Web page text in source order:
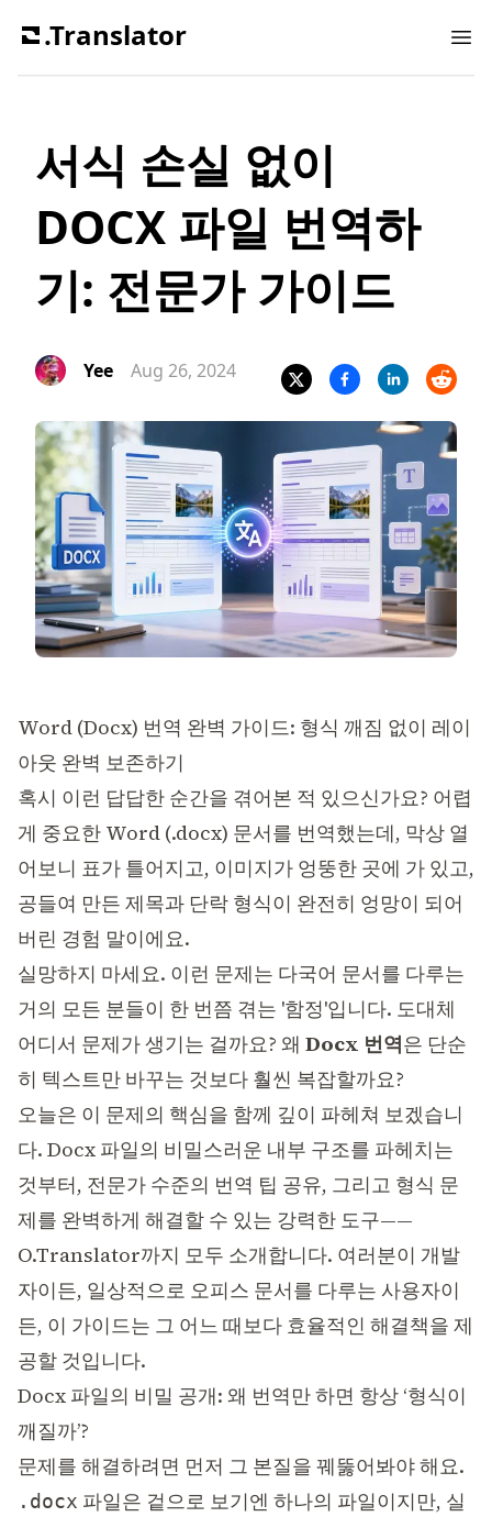
.Translator
서식 손실 없이
DOCX 파일 번역하
기: 전문가 가이드
Yee Aug 26, 2024
Word (Docx) 번역 완벽 가이드: 형식 깨짐 없이 레이
아웃 완벽 보존하기
혹시 이런 답답한 순간을 겪어본 적 있으신가요? 어렵
게 중요한 Word (.docx) 문서를 번역했는데, 막상 열
어보니 표가 틀어지고, 이미지가 엉뚱한 곳에 가 있고,
공들여 만든 제목과 단락 형식이 완전히 엉망이 되어
버린 경험 말이에요.
실망하지 마세요. 이런 문제는 다국어 문서를 다루는
거의 모든 분들이 한 번쯤 겪는 '함정'입니다. 도대체
어디서 문제가 생기는 걸까요? 왜 Docx 번역은 단순
히 텍스트만 바꾸는 것보다 훨씬 복잡할까요?
오늘은 이 문제의 핵심을 함께 깊이 파헤쳐 보겠습니
다. Docx 파일의 비밀스러운 내부 구조를 파헤치는
것부터, 전문가 수준의 번역 팁 공유, 그리고 형식 문
제를 완벽하게 해결할 수 있는 강력한 도구——
O.Translator까지 모두 소개합니다. 여러분이 개발
자이든, 일상적으로 오피스 문서를 다루는 사용자이
든, 이 가이드는 그 어느 때보다 효율적인 해결책을 제
공할 것입니다.
Docx 파일의 비밀 공개: 왜 번역만 하면 항상 ‘형식이
깨질까’?
문제를 해결하려면 먼저 그 본질을 꿰뚫어봐야 해요.
.docx 파일은 겉으로 보기엔 하나의 파일이지만, 실